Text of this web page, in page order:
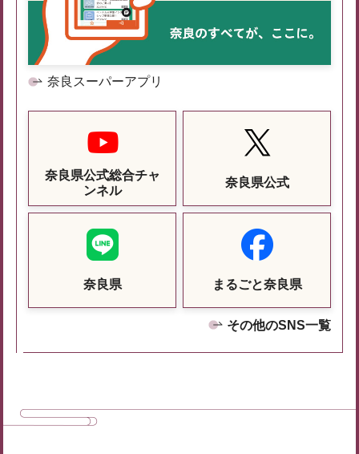
奈良スーパーアプリ
奈良県公式総合チャ
ンネル
奈良県公式
奈良県 まるごと奈良県
その他のSNS一覧